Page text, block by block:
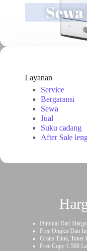
Layanan
Service
Bergaransi
Sewa
Jual
Suku cadang
After Sale
Dimulai Dari
Free Ongkir Dan
Gratis Tinta, Toner
Free Copy 1.500